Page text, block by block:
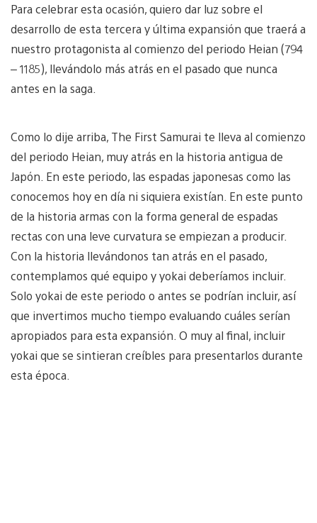
Para celebrar esta ocasión, quiero dar luz sobre el
desarrollo de esta tercera y última expansión que traerá a
nuestro protagonista al comienzo del periodo Heian (794
– 1185), llevándolo más atrás en el pasado que nunca
antes en la saga.
Como lo dije arriba, The First Samurai te lleva al comienzo
del periodo Heian, muy atrás en la historia antigua de
Japón. En este periodo, las espadas japonesas como las
conocemos hoy en día ni siquiera existían. En este punto
de la historia armas con la forma general de espadas
rectas con una leve curvatura se empiezan a producir.
Con la historia llevándonos tan atrás en el pasado,
contemplamos qué equipo y yokai deberíamos incluir.
Solo yokai de este periodo o antes se podrían incluir, así
que invertimos mucho tiempo evaluando cuáles serían
apropiados para esta expansión. O muy al final, incluir
yokai que se sintieran creíbles para presentarlos durante
esta época.